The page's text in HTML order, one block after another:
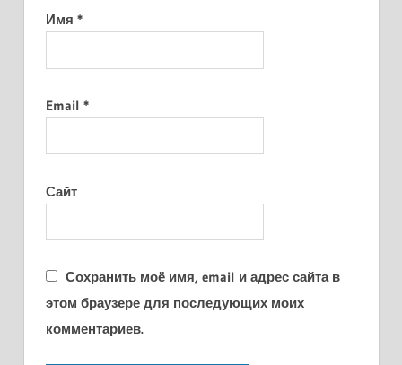
Имя *
Email *
Сайт
Сохранить моё имя, email и адрес сайта в
этом браузере для последующих моих
комментариев.